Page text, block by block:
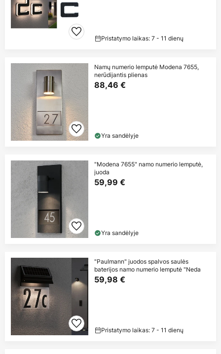
Pristatymo laikas: 7 - 11 dienų
Namų numerio lemputė Modena 7655,
nerūdijantis plienas
88,46 €
Yra sandėlyje
"Modena 7655" namo numerio lemputė,
juoda
59,99 €
Yra sandėlyje
"Paulmann" juodos spalvos saulės
baterijos namo numerio lemputė "Neda
59,98 €
Pristatymo laikas: 7 - 11 dienų